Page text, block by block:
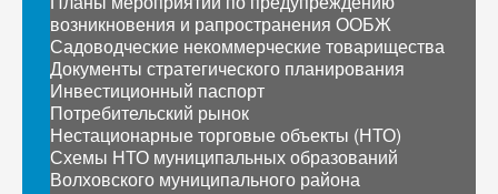
возникновения и рапространения ООБЖ
Садоводческие некоммерческие товарищества
Документы стратегического планирования
Инвестиционный паспорт
Потребительский рынок
Нестационарные торговые объекты (НТО)
Схемы НТО муниципальных образований
Волховского муниципального района